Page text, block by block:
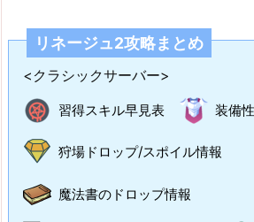
リネージュ2攻略まとめ
<クラシックサーバー>
習得スキル早見表 装備
狩場ドロップ/スポイル情報
魔法書のドロップ情報